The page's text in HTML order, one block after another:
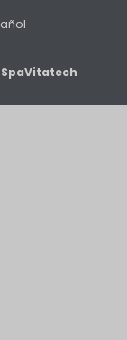
SpaVitatech